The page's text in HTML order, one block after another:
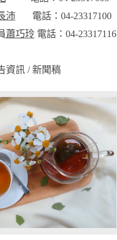
沛電話：04-23317100
蕭巧玲電話：04-23317116
資訊 / 新聞稿